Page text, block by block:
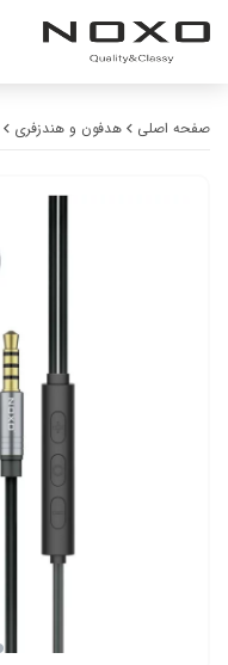
صفحه اصلی هدفون و هندزفری